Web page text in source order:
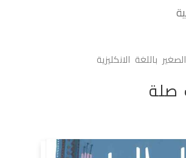
باللغة الانكليزية
صلة